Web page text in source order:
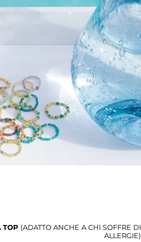
TOP (ADATTO ANCHE A CHI SOFFRE DI
ALLERGIE)